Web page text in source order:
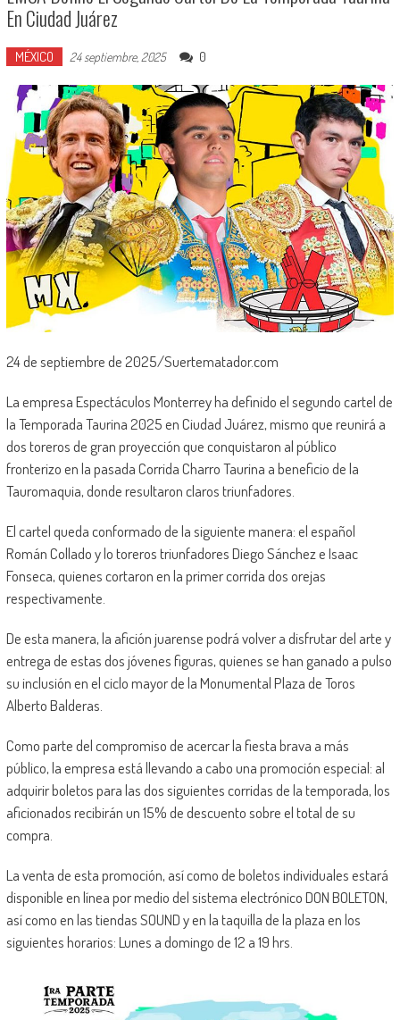
En Ciudad Juárez
MÉXICO 24 septiembre, 2025 0
24 de septiembre de 2025/Suertematador.com
La empresa Espectáculos Monterrey ha definido el segundo cartel de
la Temporada Taurina 2025 en Ciudad Juárez, mismo que reunirá a
dos toreros de gran proyección que conquistaron al público
fronterizo en la pasada Corrida Charro Taurina a beneficio de la
Tauromaquia, donde resultaron claros triunfadores.
El cartel queda conformado de la siguiente manera: el español
Román Collado y lo toreros triunfadores Diego Sánchez e Isaac
Fonseca, quienes cortaron en la primer corrida dos orejas
respectivamente.
De esta manera, la afición juarense podrá volver a disfrutar del arte y
entrega de estas dos jóvenes figuras, quienes se han ganado a pulso
su inclusión en el ciclo mayor de la Monumental Plaza de Toros
Alberto Balderas.
Como parte del compromiso de acercar la fiesta brava a más
público, la empresa está llevando a cabo una promoción especial: al
adquirir boletos para las dos siguientes corridas de la temporada, los
aficionados recibirán un 15% de descuento sobre el total de su
compra.
La venta de esta promoción, así como de boletos individuales estará
disponible en línea por medio del sistema electrónico DON BOLETON,
así como en las tiendas SOUND y en la taquilla de la plaza en los
siguientes horarios: Lunes a domingo de 12 a 19 hrs.